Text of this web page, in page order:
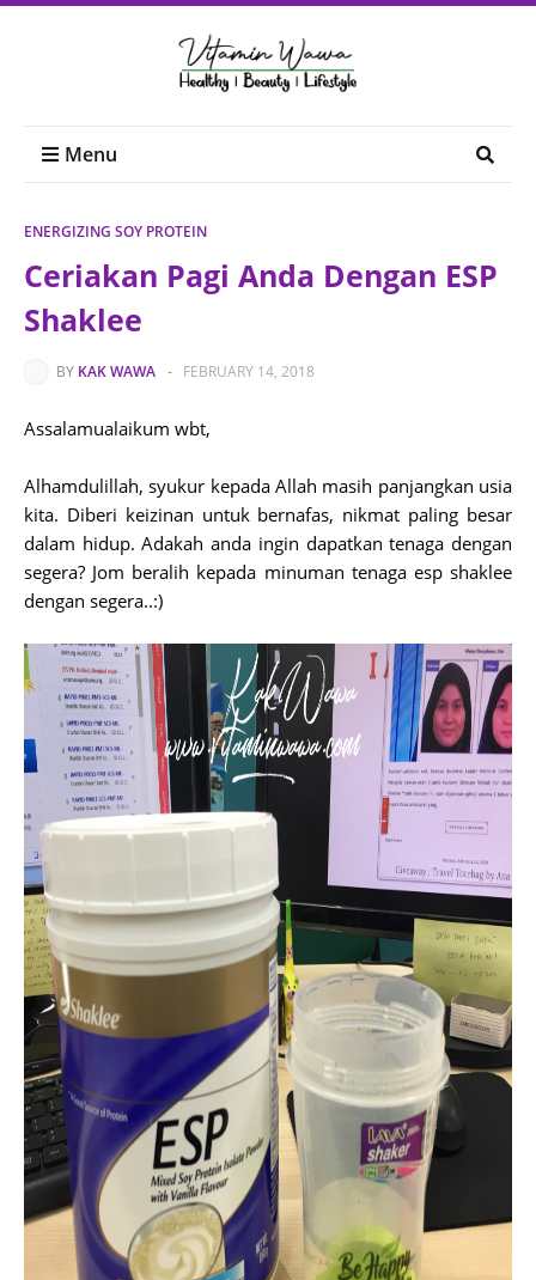
Menu
ENERGIZING SOY PROTEIN
Ceriakan Pagi Anda Dengan ESP
Shaklee
BY KAK WAWA - FEBRUARY 14, 2018
Assalamualaikum wbt,
Alhamdulillah, syukur kepada Allah masih panjangkan usia
kita. Diberi keizinan untuk bernafas, nikmat paling besar
dalam hidup. Adakah anda ingin dapatkan tenaga dengan
segera? Jom beralih kepada minuman tenaga esp shaklee
dengan segera..:)